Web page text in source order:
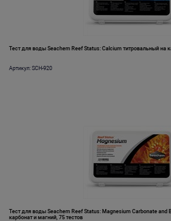
Тест для воды Seachem Reef Status: Calcium титровальный на
Артикул: SCH-920
Тест для воды Seachem Reef Status: Magnesium Carbonate and
карбонат и магний, 75 тестов